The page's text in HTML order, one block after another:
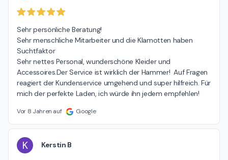
Sehr persönliche Beratung!
Sehr menschliche Mitarbeiter und die Klamotten haben
Suchtfaktor
Sehr nettes Personal, wunderschöne Kleider und
Accessoires.Der Service ist wirklich der Hammer!  Auf Fragen
reagiert der Kundenservice umgehend und super hilfreich. Für
mich der perfekte Laden, ich würde ihn jedem empfehlen!
Vor 8 Jahren auf Google
K Kerstin B